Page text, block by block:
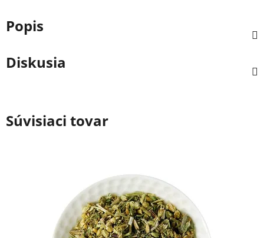
Popis
Diskusia
Súvisiaci tovar